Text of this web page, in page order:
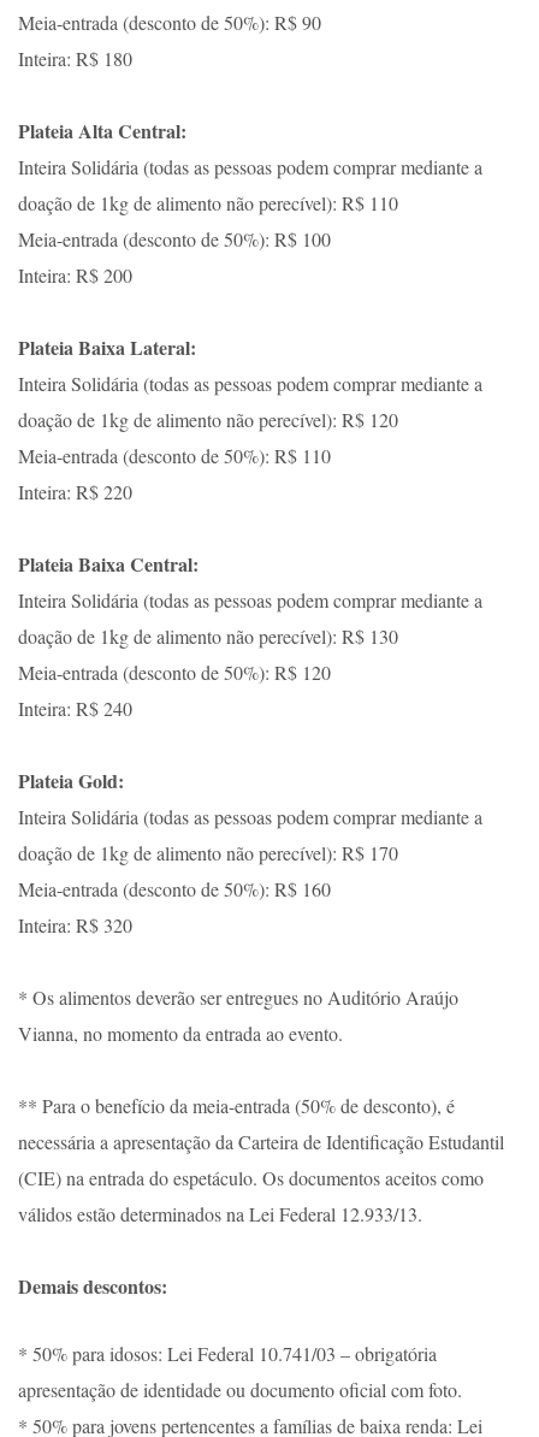
Meia-entrada (desconto de 50%): R$ 90
Inteira: R$ 180
Plateia Alta Central:
Inteira Solidária (todas as pessoas podem comprar mediante a
doação de 1kg de alimento não perecível): R$ 110
Meia-entrada (desconto de 50%): R$ 100
Inteira: R$ 200
Plateia Baixa Lateral:
Inteira Solidária (todas as pessoas podem comprar mediante a
doação de 1kg de alimento não perecível): R$ 120
Meia-entrada (desconto de 50%): R$ 110
Inteira: R$ 220
Plateia Baixa Central:
Inteira Solidária (todas as pessoas podem comprar mediante a
doação de 1kg de alimento não perecível): R$ 130
Meia-entrada (desconto de 50%): R$ 120
Inteira: R$ 240
Plateia Gold:
Inteira Solidária (todas as pessoas podem comprar mediante a
doação de 1kg de alimento não perecível): R$ 170
Meia-entrada (desconto de 50%): R$ 160
Inteira: R$ 320
* Os alimentos deverão ser entregues no Auditório Araújo
Vianna, no momento da entrada ao evento.
** Para o benefício da meia-entrada (50% de desconto), é
necessária a apresentação da Carteira de Identificação Estudantil
(CIE) na entrada do espetáculo. Os documentos aceitos como
válidos estão determinados na Lei Federal 12.933/13.
Demais descontos:
* 50% para idosos: Lei Federal 10.741/03 – obrigatória
apresentação de identidade ou documento oficial com foto.
* 50% para jovens pertencentes a famílias de baixa renda: Lei